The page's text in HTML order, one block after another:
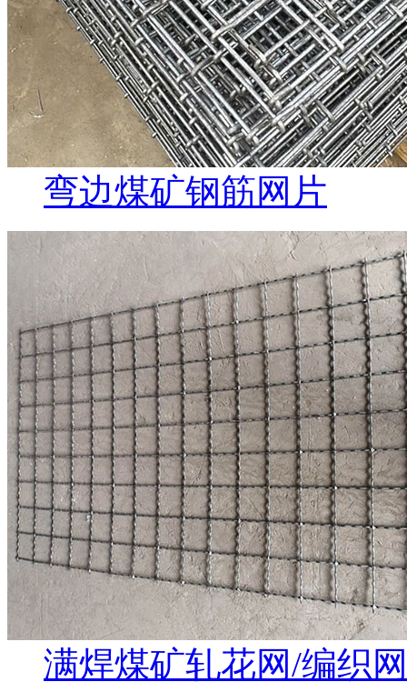
弯边煤矿钢筋网片
满焊煤矿轧花网/编织网